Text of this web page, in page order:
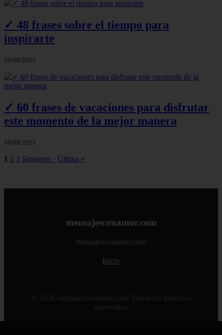
✓ 48 frases sobre el tiempo para
inspirarte
10/09/2025
✓ 60 frases de vacaciones para disfrutar
este momento de la mejor manera
10/09/2025
1 2 3 Siguiente › Última »
mensajesconamor.com
mensajesconamor.com
Inicio
© 2026 mensajesconamor.com. Todos los derechos
reservados.
Política de Cookies Política de Privacidad